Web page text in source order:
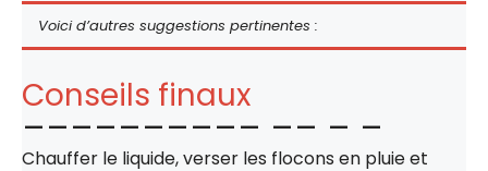
Voici d’autres suggestions pertinentes :
Conseils finaux
Chauffer le liquide, verser les flocons en pluie et